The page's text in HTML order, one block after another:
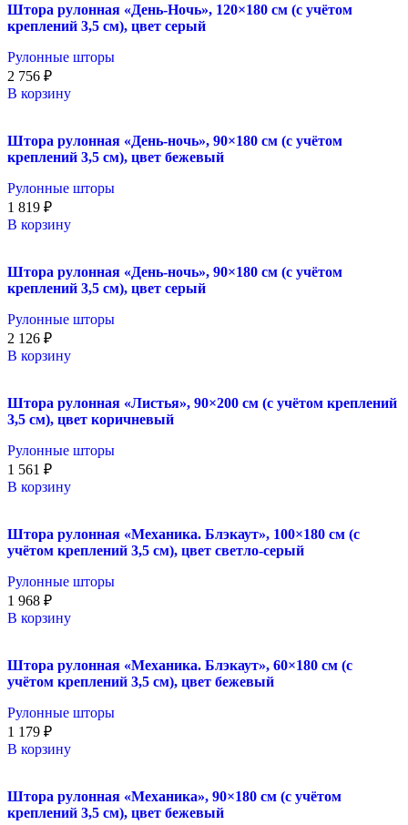
Штора рулонная «День-Ночь», 120×180 см (с учётом
креплений 3,5 см), цвет серый
Рулонные шторы
2 756 ₽
В корзину
Штора рулонная «День-ночь», 90×180 см (с учётом
креплений 3,5 см), цвет бежевый
Рулонные шторы
1 819 ₽
В корзину
Штора рулонная «День-ночь», 90×180 см (с учётом
креплений 3,5 см), цвет серый
Рулонные шторы
2 126 ₽
В корзину
Штора рулонная «Листья», 90×200 см (с учётом креплений
3,5 см), цвет коричневый
Рулонные шторы
1 561 ₽
В корзину
Штора рулонная «Механика. Блэкаут», 100×180 см (с
учётом креплений 3,5 см), цвет светло-серый
Рулонные шторы
1 968 ₽
В корзину
Штора рулонная «Механика. Блэкаут», 60×180 см (с
учётом креплений 3,5 см), цвет бежевый
Рулонные шторы
1 179 ₽
В корзину
Штора рулонная «Механика», 90×180 см (с учётом
креплений 3,5 см), цвет бежевый